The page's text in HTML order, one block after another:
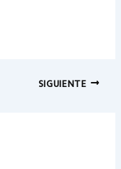
SIGUIENTE